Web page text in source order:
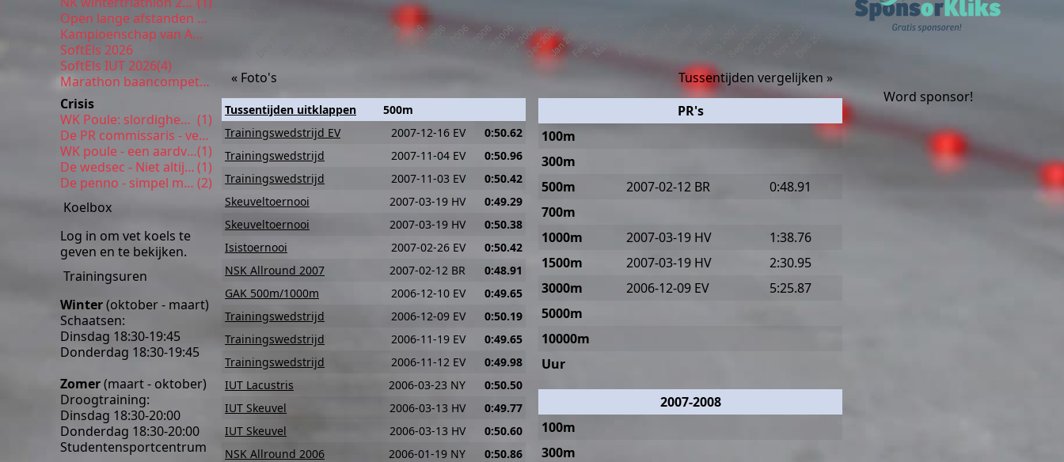
Open lange afstanden 5 km Enschede
Kampioenschap van Amsterdam
SoftEls 2026
SoftEls IUT 2026(4)
Marathon baancompetitie 9
Crisis
WK Poule: slordigheden (1)
De PR commissaris - verrassende inhoud
WK poule - een aardverschuiving(1)
De wedsec - Niet altijd even gezond(1)
De penno - simpel met veel smaak (2)
Koelbox
Log in om vet koels te
geven en te bekijken.
Trainingsuren
Winter(oktober - maart)
Schaatsen:
Dinsdag 18:30-19:45
Donderdag 18:30-19:45
Zomer(maart - oktober)
Droogtraining:
Dinsdag 18:30-20:00
Donderdag 18:30-20:00
Studentensportcentrum
« Foto's Tussentijden vergelijken »
Tussentijden uitklappen
500m
Trainingswedstrijd EV
2007-12-16 EV 0:50.62
Trainingswedstrijd
2007-11-04 EV 0:50.96
Trainingswedstrijd
2007-11-03 EV 0:50.42
Skeuveltoernooi
2007-03-19 HV 0:49.29
Skeuveltoernooi
2007-03-19 HV 0:50.38
Isistoernooi
2007-02-26 EV 0:50.42
NSK Allround 2007
2007-02-12 BR 0:48.91
GAK 500m/1000m
2006-12-10 EV 0:49.65
Trainingswedstrijd
2006-12-09 EV 0:50.19
Trainingswedstrijd
2006-11-19 EV 0:49.65
Trainingswedstrijd
2006-11-12 EV 0:49.98
IUT Lacustris
2006-03-23 NY 0:50.50
IUT Skeuvel
2006-03-13 HV 0:49.77
IUT Skeuvel
2006-03-13 HV 0:50.60
NSK Allround 2006
2006-01-19 NY 0:50.86
PR's
100m
300m
500m
2007-02-12 BR
0:48.91
700m
1000m
2007-03-19 HV
1:38.76
1500m
2007-03-19 HV
2:30.95
3000m
2006-12-09 EV
5:25.87
5000m
10000m
Uur
2007-2008
100m
300m
Word sponsor!